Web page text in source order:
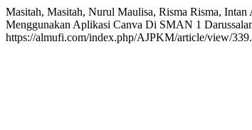
Masitah, Masitah, Nurul Maulisa, Risma Risma,
Menggunakan Aplikasi Canva Di SMAN 1
https://almufi.com/index.php/AJPKM/article/view/339.